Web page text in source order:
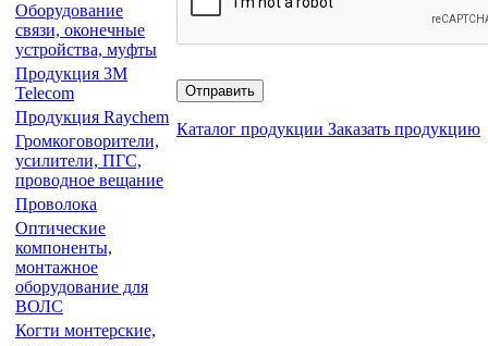
Оборудование
связи, оконечные
устройства, муфты
Продукция 3М
Telecom
Продукция Raychem
Громкоговорители,
усилители, ПГС,
проводное вещание
Проволока
Оптические
компоненты,
монтажное
оборудование для
ВОЛС
Когти монтерские,
Отправить
Каталог продукции Заказать продукцию